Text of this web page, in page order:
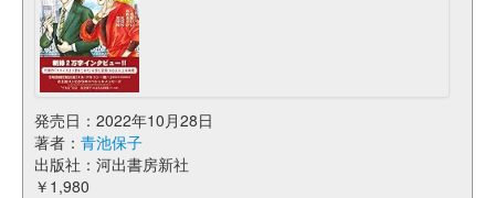
発売日：2022年10月28日
著者： 青池保子
出版社：河出書房新社
￥1,980